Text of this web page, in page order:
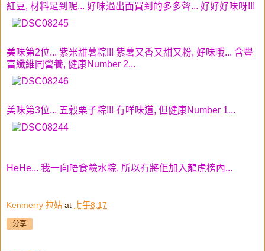
紅豆, 材料足到呢... 好味過出面買到的多多聲... 好好好味呀!!!
美味第2位... 紫米甜薯粽!!! 紫薯又香又甜又粉, 好味哦... 含豐
富纖維同營養, 健康Number 2...
美味第3位... 五穀栗子粽!!! 冇咩味道, 但健康Number 1...
HeHe... 我一向唔食鹼水粽, 所以冇將佢加入龍虎榜內...
Kenmerry 拉姑 at 上午8:17
分享